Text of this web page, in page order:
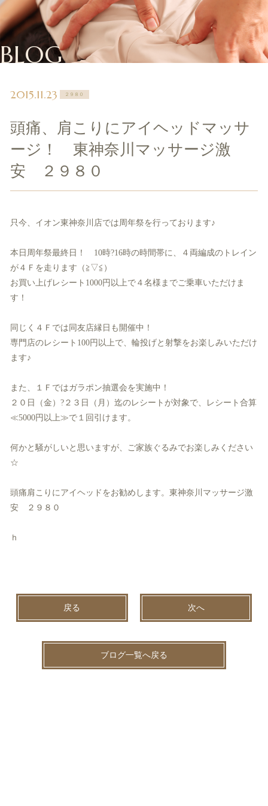
BLOG
2015.11.23 ２９８０
頭痛、肩こりにアイヘッドマッサ
ージ！ 東神奈川マッサージ激
安 ２９８０
只今、イオン東神奈川店では周年祭を行っております♪
本日周年祭最終日！ 10時?16時の時間帯に、
４両編成のトレイン
が４Ｆを走ります（≧▽≦）
お買い上げレシート1000円以上で４名様までご乗車いただけま
す！
同じく４Ｆでは同友店縁日も開催中！
専門店のレシート100円以上で、 輪投げと射撃をお楽しみいただけ
ます♪
また、１Ｆではガラポン抽選会を実施中！
２０日（金）?２３日（月）迄のレシートが対象で、
レシート合算
≪5000円以上≫で１回引けます。
何かと騒がしいと思いますが、ご家族ぐるみでお楽しみください
☆
頭痛肩こりにアイヘッドをお勧めします。東神奈川マッサージ激
安 ２９８０
ｈ
戻る 次へ
ブログ一覧へ戻る